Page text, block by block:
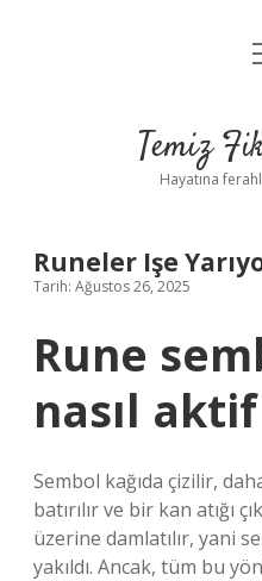
Temiz
Hayatına
Runeler Işe
Tarih: Ağustos 26, 2025
Rune
nasıl
Sembol kağıda çizilir,
batırılır ve bir kan atığı
üzerine damlatılır, yani
yakıldı. Ancak, tüm bu